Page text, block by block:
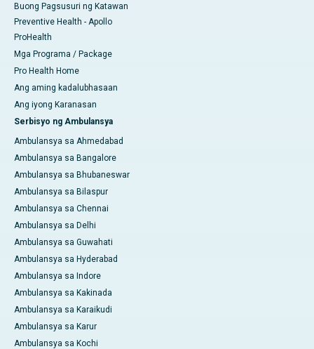
Buong Pagsusuri ng Katawan
Preventive Health - Apollo
ProHealth
Mga Programa / Package
Pro Health Home
Ang aming kadalubhasaan
Ang iyong Karanasan
Serbisyo ng Ambulansya
Ambulansya sa Ahmedabad
Ambulansya sa Bangalore
Ambulansya sa Bhubaneswar
Ambulansya sa Bilaspur
Ambulansya sa Chennai
Ambulansya sa Delhi
Ambulansya sa Guwahati
Ambulansya sa Hyderabad
Ambulansya sa Indore
Ambulansya sa Kakinada
Ambulansya sa Karaikudi
Ambulansya sa Karur
Ambulansya sa Kochi